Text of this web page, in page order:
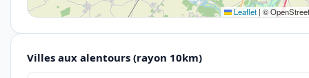
Leaflet | ©
Villes aux alentours (rayon 10km)